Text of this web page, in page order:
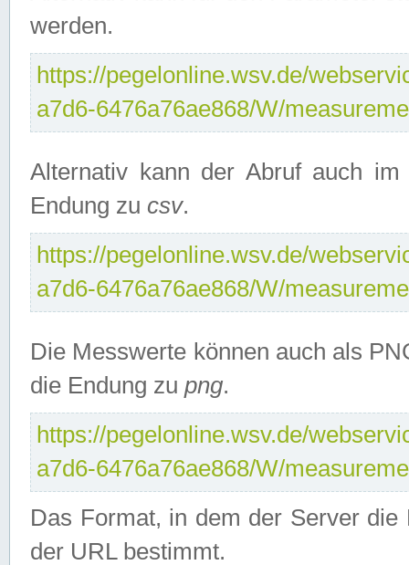
werden.
https://pegelonline.wsv.de/
a7d6-6476a76ae868/W/
Alternativ kann der Abruf auch
Endung zu csv.
https://pegelonline.wsv.de/
a7d6-6476a76ae868/W/
Die Messwerte können auch als
die Endung zu png.
https://pegelonline.wsv.de/
a7d6-6476a76ae868/W/
Das Format, in dem der Server
der URL bestimmt.